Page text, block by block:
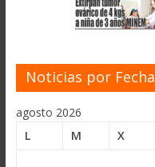
Noticias por Fecha
agosto 2026
L
M X